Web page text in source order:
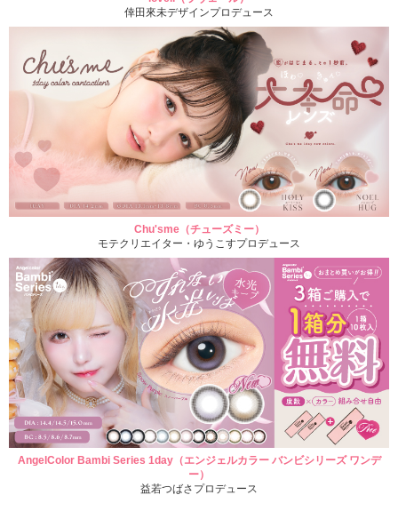
倖田來未デザインプロデュース
Chu'sme（チューズミー）
モテクリエイター・ゆうこすプロデュース
AngelColor Bambi Series 1day（エンジェルカラー バンビシリーズ ワンデ
ー）
益若つばさプロデュース